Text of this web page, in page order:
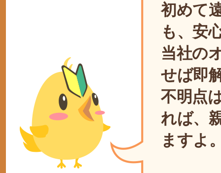
初めて
も、安
当社の
せば即
不明点
れば、
ますよ